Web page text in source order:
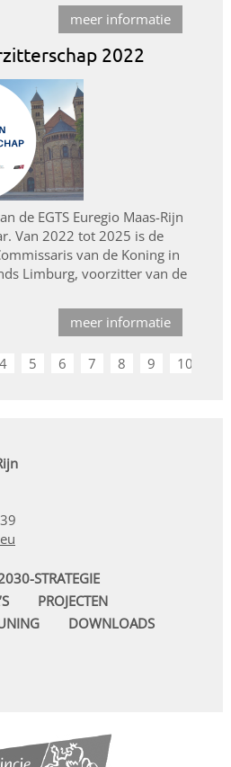
meer informatie
2022
de EGTS Euregio Maas-Rijn
Van 2022 tot 2025 is de
van de Koning in
Limburg, voorzitter van de
meer informatie
4 5 6 7 8 9 10
STRATEGIE
PROJECTEN
DOWNLOADS